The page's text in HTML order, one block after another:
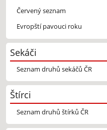
Červený seznam
Evropští pavouci roku
Sekáči
Seznam druhů sekáčů ČR
Štírci
Seznam druhů štírků ČR